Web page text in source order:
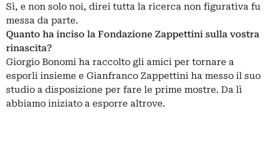
Sì, e non solo noi, direi tutta la ricerca non figurativa fu
messa da parte.
Quanto ha inciso la Fondazione Zappettini sulla vostra
rinascita?
Giorgio Bonomi ha raccolto gli amici per tornare a
esporli insieme e Gianfranco Zappettini ha messo il suo
studio a disposizione per fare le prime mostre. Da lì
abbiamo iniziato a esporre altrove.